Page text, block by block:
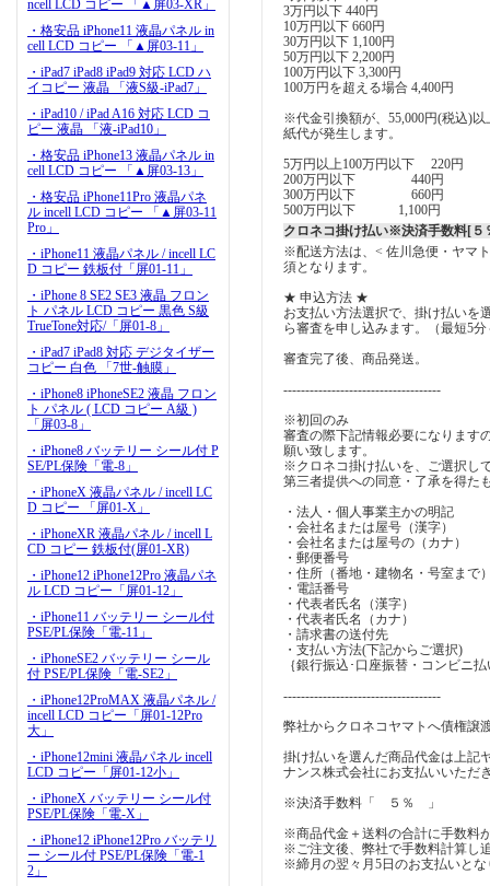
ncell LCD コピー 「▲屏03-XR」
・格安品 iPhone11 液晶パネル in
cell LCD コピー 「▲屏03-11」
・iPad7 iPad8 iPad9 対応 LCD ハ
イコピー 液晶 「液S級-iPad7」
・iPad10 / iPad A16 対応 LCD コ
ピー 液晶 「液-iPad10」
・格安品 iPhone13 液晶パネル in
cell LCD コピー 「▲屏03-13」
・格安品 iPhone11Pro 液晶パネ
ル incell LCD コピー 「▲屏03-11
Pro」
・iPhone11 液晶パネル / incell LC
D コピー 鉄板付「屏01-11」
・iPhone 8 SE2 SE3 液晶 フロン
ト パネル LCD コピー 黒色 S級
TrueTone対応/「屏01-8」
・iPad7 iPad8 対応 デジタイザー
コピー 白色 「7世-触膜」
・iPhone8 iPhoneSE2 液晶 フロン
ト パネル ( LCD コピー A級 )
「屏03-8」
・iPhone8 バッテリー シール付 P
SE/PL保険「電-8」
・iPhoneX 液晶パネル / incell LC
D コピー 「屏01-X」
・iPhoneXR 液晶パネル / incell L
CD コピー 鉄板付(屏01-XR)
・iPhone12 iPhone12Pro 液晶パネ
ル LCD コピー「屏01-12」
・iPhone11 バッテリー シール付
PSE/PL保険「電-11」
・iPhoneSE2 バッテリー シール
付 PSE/PL保険「電-SE2」
・iPhone12ProMAX 液晶パネル /
incell LCD コピー「屏01-12Pro
大」
・iPhone12mini 液晶パネル incell
LCD コピー「屏01-12小」
・iPhoneX バッテリー シール付
PSE/PL保険「電-X」
・iPhone12 iPhone12Pro バッテリ
ー シール付 PSE/PL保険「電-1
2」
3万円以下 440円
10万円以下 660円
30万円以下 1,100円
50万円以下 2,200円
100万円以下 3,300円
100万円を超える場合 4,400円
※代金引換額が、55,000円(税込)
紙代が発生します。
5万円以上100万円以下 220円
200万円以下 440円
300万円以下 660円
500万円以下 1,100円
クロネコ掛け払い※決済手数料[５
※配送方法は、< 佐川急便・ヤマ
須となります。
★ 申込方法 ★
お支払い方法選択で、掛け払いを
ら審査を申し込みます。（最短5
審査完了後、商品発送。
------------------------------------
※初回のみ
審査の際下記情報必要になります
願い致します。
※クロネコ掛け払いを、ご選択し
第三者提供への同意・了承を得た
・法人・個人事業主かの明記
・会社名または屋号（漢字）
・会社名または屋号の（カナ）
・郵便番号
・住所（番地・建物名・号室まで
・電話番号
・代表者氏名（漢字）
・代表者氏名（カナ）
・請求書の送付先
・支払い方法(下記からご選択)
｛銀行振込･口座振替・コンビニ
------------------------------------
弊社からクロネコヤマトへ債権譲
掛け払いを選んだ商品代金は上記
ナンス株式会社にお支払いいただ
※決済手数料「 ５％ 」
※商品代金＋送料の合計に手数料
※ご注文後、弊社で手数料計算し
※締月の翌々月5日のお支払いとな